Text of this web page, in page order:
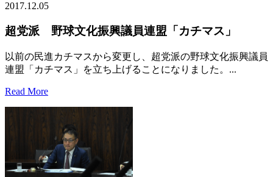
2017.12.05
超党派 野球文化振興議員連盟「カチマス」
以前の民進カチマスから変更し、超党派の野球文化振興議員
連盟「カチマス」を立ち上げることになりました。...
Read More